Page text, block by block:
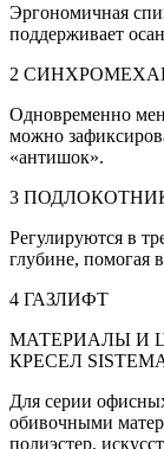
Эргономичная
поддерживает
2
Одновременно
можно
«антишок».
3
Регулируются в
глубине, помогая
4 ГАЗЛИФТ
МАТЕРИАЛЫ И
КРЕСЕЛ
Для серии
обивочными
полиэстер,